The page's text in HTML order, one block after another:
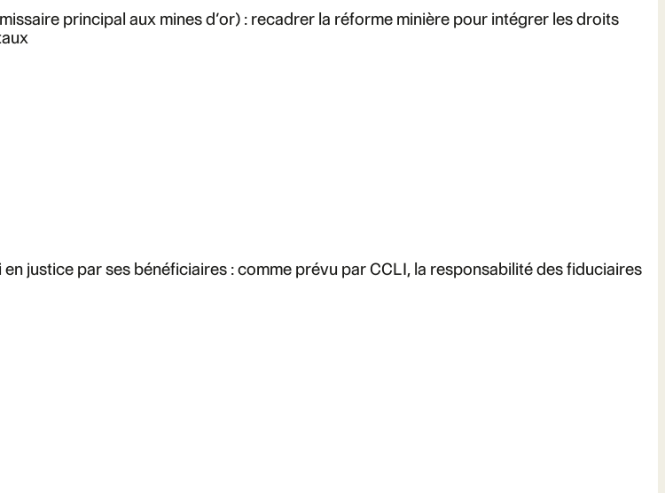
principal aux mines d’or) : recadrer la réforme minière pour intégrer les droits
justice par ses bénéficiaires : comme prévu par CCLI, la responsabilité des fiduciaires